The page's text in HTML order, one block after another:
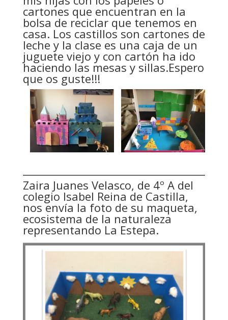
cartones que encuentran en la
bolsa de reciclar que tenemos en
casa. Los castillos son cartones de
leche y la clase es una caja de un
juguete viejo y con cartón ha ido
haciendo las mesas y sillas.Espero
que os guste!!!
Zaira Juanes Velasco, de 4º A del
colegio Isabel Reina de Castilla,
nos envía la foto de su maqueta,
ecosistema de la naturaleza
representando La Estepa.